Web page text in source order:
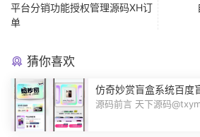
平台分销功能授权管理源码XH订
单
猜你喜欢
仿奇妙赏盲盒系统百度
奖品展示概率设置无限
源码前言 天下源码